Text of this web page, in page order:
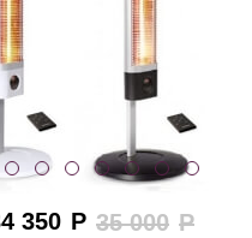
350 Р 35 000 Р